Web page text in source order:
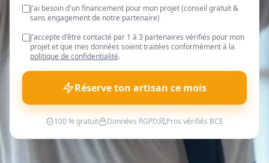
J'ai besoin d'un financement pour mon projet (conseil gratuit &
sans engagement de notre partenaire)
J'accepte d'être contacté par 1 à 3 partenaires vérifiés pour mon
projet et que mes données soient traitées conformément à la
politique de confidentialité.
Réserve ton artisan ce mois
100 % gratuit Données RGPD Pros vérifiés BCE